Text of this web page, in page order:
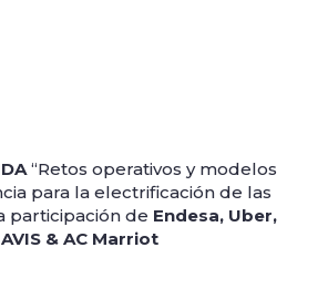
“Retos operativos y modelos
para la electrificación de las
participación de Endesa, Uber,
AVIS & AC Marriot